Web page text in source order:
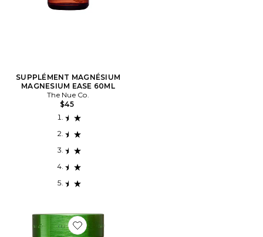
SUPPLÉMENT MAGNÉSIUM
MAGNESIUM EASE 60ML
The Nue Co.
$45
Favorite COMPLÉMENTS SKIN HYDRATOR